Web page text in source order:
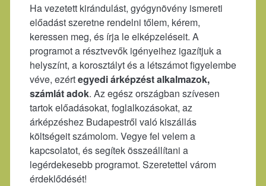
Ha vezetett kirándulást, gyógynövény ismereti
előadást szeretne rendelni tőlem, kérem,
keressen meg, és írja le elképzeléseit. A
programot a résztvevők igényeihez igazítjuk a
helyszínt, a korosztályt és a létszámot figyelembe
véve, ezértegyedi árképzést alkalmazok,
számlát adok. Az egész országban szívesen
tartok előadásokat, foglalkozásokat, az
árképzéshez Budapestről való kiszállás
költségeit számolom. Vegye fel velem a
kapcsolatot, és segítek összeállítani a
legérdekesebb programot. Szeretettel várom
érdeklődését!